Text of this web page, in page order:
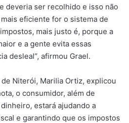
deveria ser recolhido e isso não
eficiente for o sistema de
mais justo é, porque a
e a gente evita essas
desleal”, afirmou Grael.
Niterói, Marilia Ortiz, explicou
o consumidor, além de
estará ajudando a
e garantindo que os impostos